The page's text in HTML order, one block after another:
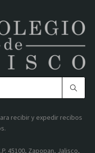
recibir y expedir recibos
45100, Zapopan, Jalisco,